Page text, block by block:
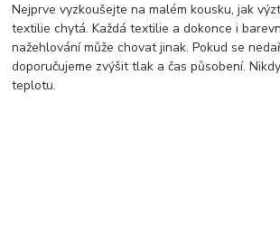
Nejprve vyzkoušejte na malém kousku, jak
textilie chytá. Každá textilie a dokonce i
nažehlování může chovat jinak. Pokud se
doporučujeme zvýšit tlak a čas působení.
teplotu.